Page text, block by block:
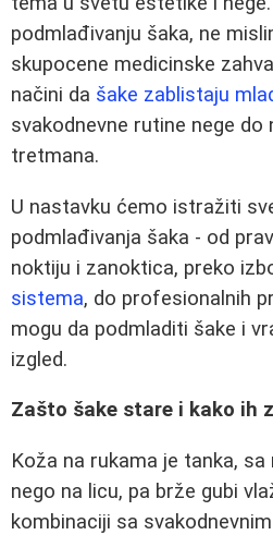
podmlađivanju šaka, ne
skupocene medicinske
načini da šake zablistaju
svakodnevne rutine nege
tretmana.
U nastavku ćemo istražiti
podmlađivanja šaka - od
noktiju i zanoktica, preko
sistema, do profesionalnih
mogu da podmladiti šake i
izgled.
Zašto šake stare i kako ih
Koža na rukama je tanka,
nego na licu, pa brže gubi
kombinaciji sa